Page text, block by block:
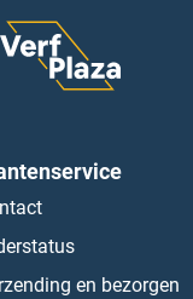
en bezorgen